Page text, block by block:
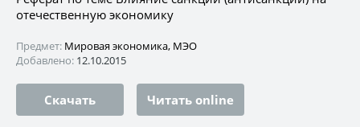
отечественную экономику
Предмет: Мировая экономика, МЭО
Добавлено: 12.10.2015
Скачать Читать online